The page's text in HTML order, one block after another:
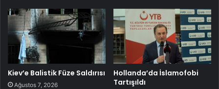
Kiev’e Balistik Füze Saldırısı
Ağustos 7, 2026
Hollanda’da İslamofobi
Tartışıldı